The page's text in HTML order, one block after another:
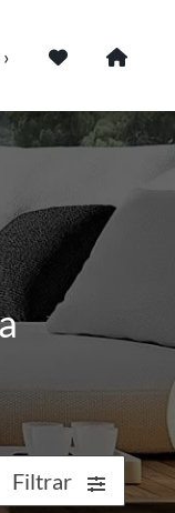
Filtrar